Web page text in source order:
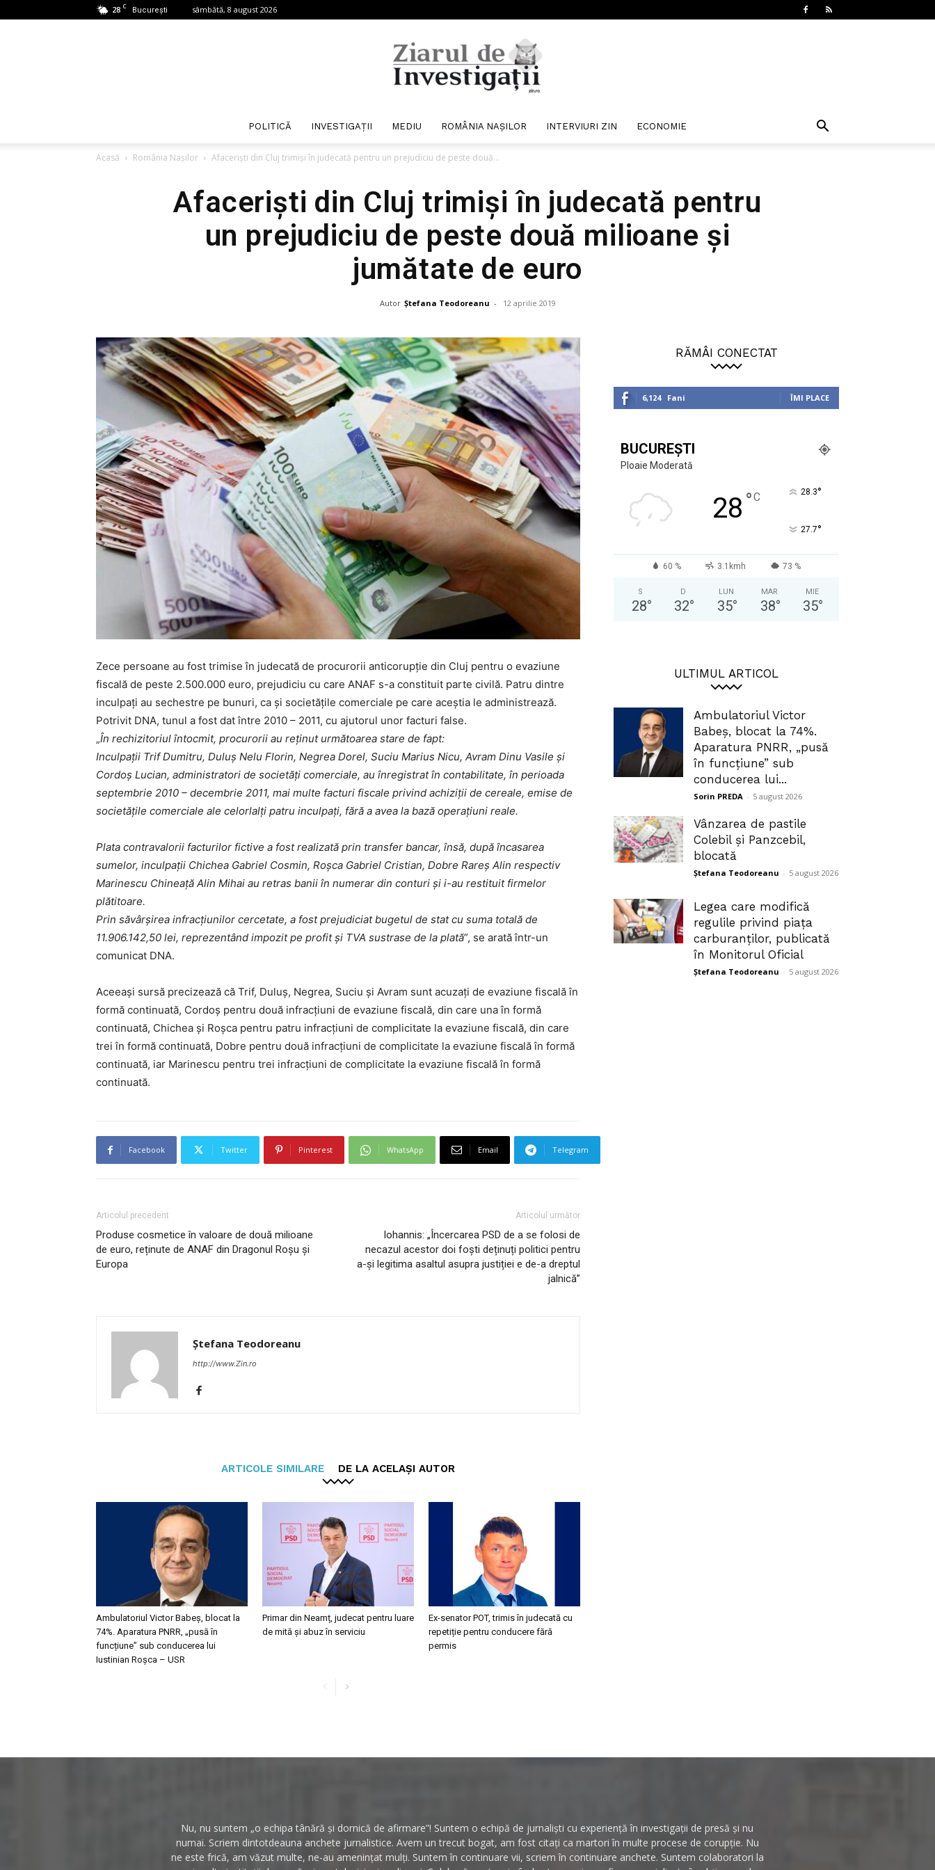
28 C București sâmbătă, 8 august 2026
de
POLITICĂ INVESTIGAȚII MEDIU ROMÂNIA NAȘILOR INTERVIURI ZIN ECONOMIE
Acasă România Nașilor Afaceriști din Cluj trimiși în judecată pentru un prejudiciu de peste două...
Afaceriști din Cluj trimiși în judecată pentru
un prejudiciu de peste două milioane și
jumătate de euro
Autor Ștefana Teodoreanu - 12 aprilie 2019
Zece persoane au fost trimise în judecată de procurorii anticorupție din Cluj pentru o evaziune
fiscală de peste 2.500.000 euro, prejudiciu cu care ANAF s-a constituit parte civilă. Patru dintre
inculpați au sechestre pe bunuri, ca și societățile comerciale pe care aceștia le administrează.
Potrivit DNA, tunul a fost dat între 2010 – 2011, cu ajutorul unor facturi false.
„În rechizitoriul întocmit, procurorii au reținut următoarea stare de fapt:
Inculpații Trif Dumitru, Duluș Nelu Florin, Negrea Dorel, Suciu Marius Nicu, Avram Dinu Vasile și
Cordoș Lucian, administratori de societăți comerciale, au înregistrat în contabilitate, în perioada
septembrie 2010 – decembrie 2011, mai multe facturi fiscale privind achiziții de cereale, emise de
societățile comerciale ale celorlalți patru inculpați, fără a avea la bază operațiuni reale.
Plata contravalorii facturilor fictive a fost realizată prin transfer bancar, însă, după încasarea
sumelor, inculpații Chichea Gabriel Cosmin, Roșca Gabriel Cristian, Dobre Rareș Alin respectiv
Marinescu Chineață Alin Mihai au retras banii în numerar din conturi și i-au restituit firmelor
plătitoare.
Prin săvârșirea infracțiunilor cercetate, a fost prejudiciat bugetul de stat cu suma totală de
11.906.142,50 lei, reprezentând impozit pe profit și TVA sustrase de la plată”, se arată într-un
comunicat DNA.
Aceeași sursă precizează că Trif, Duluș, Negrea, Suciu și Avram sunt acuzați de evaziune fiscală în
formă continuată, Cordoș pentru două infracțiuni de evaziune fiscală, din care una în formă
continuată, Chichea și Roșca pentru patru infracțiuni de complicitate la evaziune fiscală, din care
trei în formă continuată, Dobre pentru două infracțiuni de complicitate la evaziune fiscală în formă
continuată, iar Marinescu pentru trei infracțiuni de complicitate la evaziune fiscală în formă
continuată.
Facebook Twitter Pinterest WhatsApp Email Telegram
Articolul precedent
Produse cosmetice în valoare de două milioane
de euro, reținute de ANAF din Dragonul Roșu și
Europa
Articolul următor
Iohannis: „Încercarea PSD de a se folosi de
necazul acestor doi foști deținuți politici pentru
a-și legitima asaltul asupra justiției e de-a dreptul
jalnică”
Ștefana Teodoreanu
http://www.Zin.ro
ARTICOLE SIMILARE DE LA ACELAȘI AUTOR
Ambulatoriul Victor Babeș, blocat la
74%. Aparatura PNRR, „pusă în
funcțiune” sub conducerea lui
Iustinian Roșca – USR
Primar din Neamț, judecat pentru luare
de mită și abuz în serviciu
Ex-senator POT, trimis în judecată cu
repetiție pentru conducere fără
permis
RĂMÂI CONECTAT
6,124 Fani ÎMI PLACE
BUCUREȘTI
Ploaie Moderată
28 °C 28.3°
27.7°
60 % 3.1kmh 73 %
S
28°
D
32°
LUN
35°
MAR
38°
MIE
35°
ULTIMUL ARTICOL
Ambulatoriul Victor
Babeș, blocat la 74%.
Aparatura PNRR, „pusă
în funcțiune” sub
conducerea lui...
Sorin PREDA - 5 august 2026
Vânzarea de pastile
Colebil și Panzcebil,
blocată
Ștefana Teodoreanu - 5 august 2026
Legea care modifică
regulile privind piața
carburanților, publicată
în Monitorul Oficial
Ștefana Teodoreanu - 5 august 2026
Nu, nu suntem „o echipa tânără și dornică de afirmare”! Suntem o echipă de jurnaliști cu experiență în investigații de presă și nu
numai. Scriem dintotdeauna anchete jurnalistice. Avem un trecut bogat, am fost citați ca martori în multe procese de corupție. Nu
ne este frică, am văzut multe, ne-au amenințat mulți. Suntem în continuare vii, scriem în continuare anchete. Suntem colaboratori la